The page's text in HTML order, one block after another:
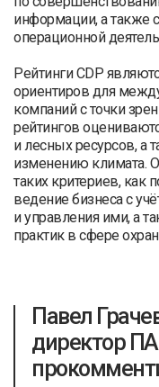
информации, а также
операционной
Рейтинги CDP
ориентиров для
компаний с точки
рейтингов
и лесных ресурсов, а
изменению климата.
таких критериев, как
ведение бизнеса с
и управления ими, а
практик в сфере
Павел
директор